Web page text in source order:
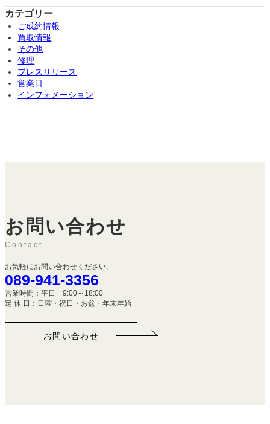
カテゴリー
ご成約情報
買取情報
その他
修理
プレスリリース
営業日
インフォメーション
お問い合わせ
Contact
お気軽にお問い合わせください。
089-941-3356
営業時間：平日 9:00～18:00
定 休 日：日曜・祝日・お盆・年末年始
お問い合わせ